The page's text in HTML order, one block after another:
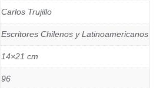
Carlos Trujillo
Escritores Chilenos y Latinoamericanos
14×21 cm
96